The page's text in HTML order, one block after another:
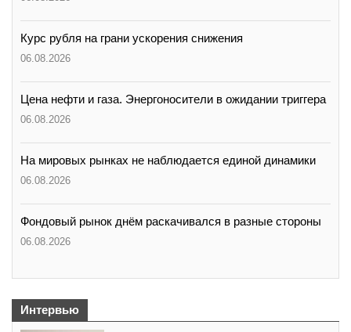
Курс рубля на грани ускорения снижения
06.08.2026
Цена нефти и газа. Энергоносители в ожидании триггера
06.08.2026
На мировых рынках не наблюдается единой динамики
06.08.2026
Фондовый рынок днём раскачивался в разные стороны
06.08.2026
Интервью